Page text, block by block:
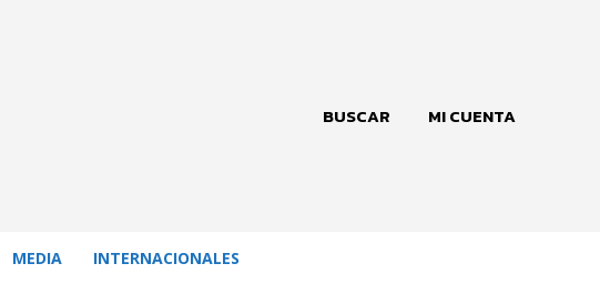
BUSCAR MI CUENTA
MEDIA INTERNACIONALES